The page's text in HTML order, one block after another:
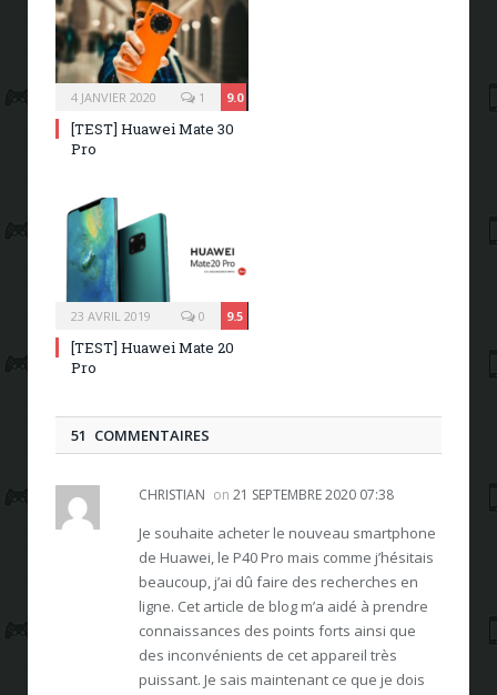
4 JANVIER 2020 9.0
1
[TEST] Huawei Mate 30
Pro
23 AVRIL 2019 9.5
0
[TEST] Huawei Mate 20
Pro
51 COMMENTAIRES
CHRISTIAN on 21 SEPTEMBRE 2020 07:38
Je souhaite acheter le nouveau smartphone
de Huawei, le P40 Pro mais comme j’hésitais
beaucoup, j’ai dû faire des recherches en
ligne. Cet article de blog m’a aidé à prendre
connaissances des points forts ainsi que
des inconvénients de cet appareil très
puissant. Je sais maintenant ce que je dois